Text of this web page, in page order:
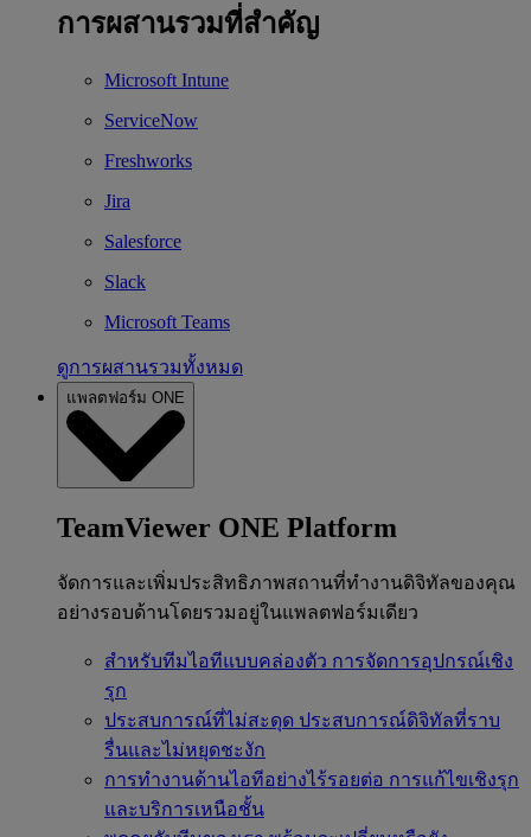
การผสานรวมที่สำคัญ
Microsoft Intune
ServiceNow
Freshworks
Jira
Salesforce
Slack
Microsoft Teams
ดูการผสานรวมทั้งหมด
แพลตฟอร์ม ONE
TeamViewer ONE Platform
จัดการและเพิ่มประสิทธิภาพสถานที่ทำงานดิจิทัลของคุณ
อย่างรอบด้านโดยรวมอยู่ในแพลตฟอร์มเดียว
สำหรับทีมไอทีแบบคล่องตัว การจัดการอุปกรณ์เชิง
รุก
ประสบการณ์ที่ไม่สะดุด ประสบการณ์ดิจิทัลที่ราบ
รื่นและไม่หยุดชะงัก
การทำงานด้านไอทีอย่างไร้รอยต่อ การแก้ไขเชิงรุก
และบริการเหนือชั้น